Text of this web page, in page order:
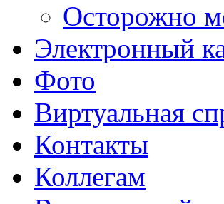
Осторожно
Электронный
Фото
Виртуальная
Контакты
Коллегам